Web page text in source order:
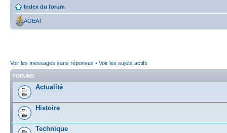
Index du forum
AGEAT
Voir les messages sans réponses • Voir les sujets actifs
FORUMS
Actualité
Histoire
Technique